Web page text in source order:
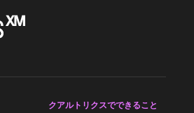
クアルトリクスでできること